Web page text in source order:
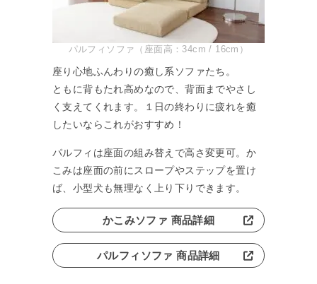
パルフィソファ（座面高：34cm / 16cm）
座り心地ふんわりの癒し系ソファたち。
ともに背もたれ高めなので、背面までやさし
く支えてくれます。１日の終わりに疲れを癒
したいならこれがおすすめ！
パルフィは座面の組み替えで高さ変更可。か
こみは座面の前にスロープやステップを置け
ば、小型犬も無理なく上り下りできます。
かこみソファ 商品詳細
パルフィソファ 商品詳細